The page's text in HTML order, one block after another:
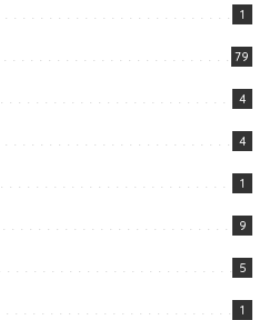
1
79
4
4
1
9
5
1